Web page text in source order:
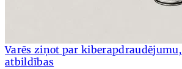
Varēs ziņot par
atbildības